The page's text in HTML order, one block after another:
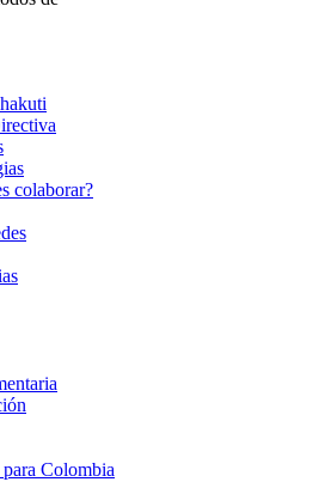
colaborar?
Colombia